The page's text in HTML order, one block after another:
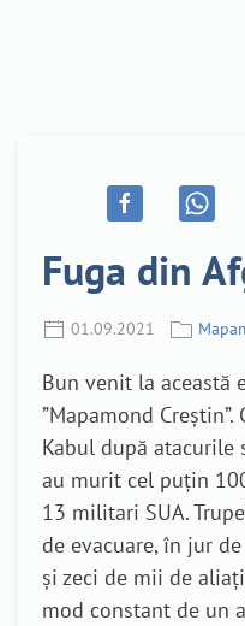
Fuga din
01.09.2021
Bun venit la această
”Mapamond
Kabul după atacurile
au murit cel puțin
13 militari SUA.
de evacuare, în jur
și zeci de mii de
mod constant de un